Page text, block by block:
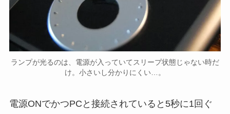
ランプが光るのは、電源が入っていてスリープ状態じゃない時だ
け。小さいし分かりにくい…。
電源ONでかつPCと接続されていると5秒に1回ぐ